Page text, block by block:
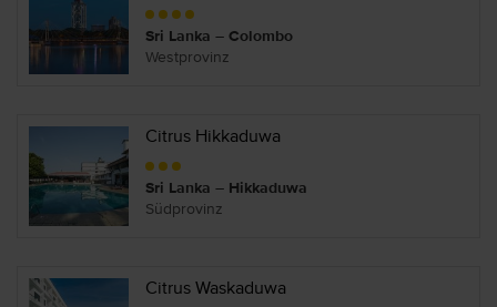
Sri Lanka – Colombo
Westprovinz
Citrus Hikkaduwa
Sri Lanka – Hikkaduwa
Südprovinz
Citrus Waskaduwa